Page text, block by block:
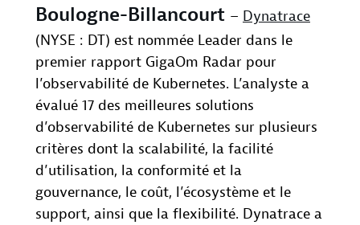
Boulogne-Billancourt – Dynatrace
(NYSE : DT) est nommée Leader dans le
premier rapport GigaOm Radar pour
l’observabilité de Kubernetes. L’analyste a
évalué 17 des meilleures solutions
d’observabilité de Kubernetes sur plusieurs
critères dont la scalabilité, la facilité
d’utilisation, la conformité et la
gouvernance, le coût, l’écosystème et le
support, ainsi que la flexibilité. Dynatrace a